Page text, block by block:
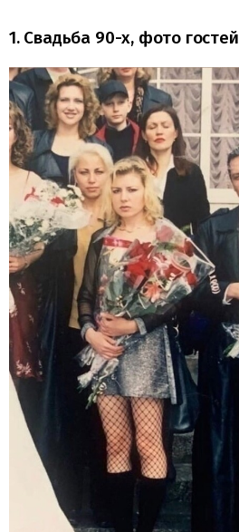
1. Свадьба 90-х, фото гостей